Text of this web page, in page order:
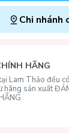
Chi nhánh
HÃNG
Lam Thảo đều
hãng sản xuất